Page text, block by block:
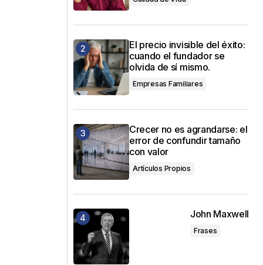
El precio invisible del éxito:
cuando el fundador se
olvida de sí mismo.
Empresas Familiares
Crecer no es agrandarse: el
error de confundir tamaño
con valor
Artículos Propios
John Maxwell
Frases